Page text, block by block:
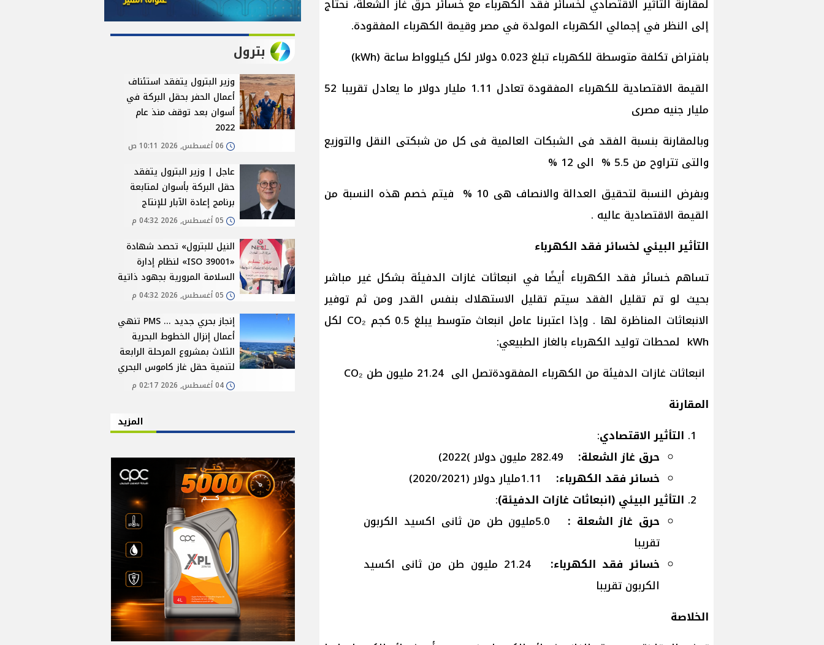
لمقارنة التأثير الاقتصادي لخسائر فقد الكهرباء مع خسائر حرق غاز الشعلة، نحتاج
إلى النظر في إجمالي الكهرباء المولدة في مصر وقيمة الكهرباء المفقودة.
بافتراض تكلفة متوسطة للكهرباء تبلغ 0.023 دولار لكل كيلوواط ساعة (kWh)
القيمة الاقتصادية للكهرباء المفقودة تعادل 1.11 مليار دولار ما يعادل تقريبا 52
مليار جنيه مصرى
وبالمقارنة بنسبة الفقد فى الشبكات العالمية فى كل من شبكتى النقل والتوزيع
والتى تتراوح من 5.5 % الى 12 %
وبفرض النسبة لتحقيق العدالة والانصاف هى 10 % فيتم خصم هذه النسبة من
القيمة الاقتصادية عاليه .
التأثير البيئي لخسائر فقد الكهرباء
تساهم خسائر فقد الكهرباء أيضًا في انبعاثات غازات الدفيئة بشكل غير مباشر
بحيث لو تم تقليل الفقد سيتم تقليل الاستهلاك بنفس القدر ومن ثم توفير
الانبعاثات المناظرة لها . وإذا اعتبرنا عامل انبعاث متوسط ​​يبلغ 0.5 كجم CO₂ لكل
kWh لمحطات توليد الكهرباء بالغاز الطبيعي:
انبعاثات غازات الدفيئة من الكهرباء المفقودةتصل الى 21.24 مليون طن CO₂
المقارنة
التأثير الاقتصادي:
حرق غاز الشعلة:
خسائر فقد الكهرباء:
التأثير البيئي (انبعاثات غازات الدفيئة):
حرق غاز الشعلة :
5.0مليون طن من ثانى اكسيد الكربون
تقريبا
خسائر فقد الكهرباء:
21.24 مليون طن من ثانى اكسيد
الكربون تقريبا
الخلاصة
بترول
وزير البترول يتفقد استئناف
أعمال الحفر بحقل البركة في
أسوان بعد توقف منذ عام
2022
06 أغسطس, 2026 10:11 ص
عاجل | وزير البترول يتفقد
حقل البركة بأسوان لمتابعة
برنامج إعادة الآبار للإنتاج
05 أغسطس, 2026 04:32 م
النيل للبترول» تحصد شهادة
«ISO 39001» لنظام إدارة
السلامة المرورية بجهود ذاتية
05 أغسطس, 2026 04:32 م
إنجاز بحري جديد ... PMS تنهي
أعمال إنزال الخطوط البحرية
الثلاث بمشروع المرحلة الرابعة
لتنمية حقل غاز كاموس البحري
04 أغسطس, 2026 02:17 م
المزيد